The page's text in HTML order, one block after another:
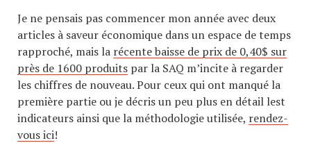
Je ne pensais pas commencer mon année avec deux
articles à saveur économique dans un espace de temps
rapproché, mais la récente baisse de prix de 0,40$ sur
près de 1600 produits par la SAQ m’incite à regarder
les chiffres de nouveau. Pour ceux qui ont manqué la
première partie ou je décris un peu plus en détail lest
indicateurs ainsi que la méthodologie utilisée, rendez-
vous ici!